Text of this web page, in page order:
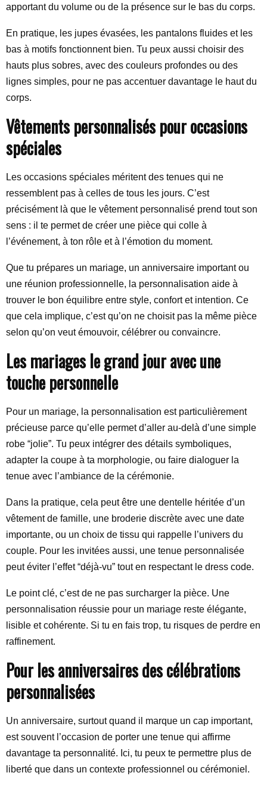
apportant du volume ou de la présence sur le bas du corps.
En pratique, les jupes évasées, les pantalons fluides et les
bas à motifs fonctionnent bien. Tu peux aussi choisir des
hauts plus sobres, avec des couleurs profondes ou des
lignes simples, pour ne pas accentuer davantage le haut du
corps.
Vêtements personnalisés pour occasions
spéciales
Les occasions spéciales méritent des tenues qui ne
ressemblent pas à celles de tous les jours. C’est
précisément là que le vêtement personnalisé prend tout son
sens : il te permet de créer une pièce qui colle à
l’événement, à ton rôle et à l’émotion du moment.
Que tu prépares un mariage, un anniversaire important ou
une réunion professionnelle, la personnalisation aide à
trouver le bon équilibre entre style, confort et intention. Ce
que cela implique, c’est qu’on ne choisit pas la même pièce
selon qu’on veut émouvoir, célébrer ou convaincre.
Les mariages le grand jour avec une
touche personnelle
Pour un mariage, la personnalisation est particulièrement
précieuse parce qu’elle permet d’aller au-delà d’une simple
robe “jolie”. Tu peux intégrer des détails symboliques,
adapter la coupe à ta morphologie, ou faire dialoguer la
tenue avec l’ambiance de la cérémonie.
Dans la pratique, cela peut être une dentelle héritée d’un
vêtement de famille, une broderie discrète avec une date
importante, ou un choix de tissu qui rappelle l’univers du
couple. Pour les invitées aussi, une tenue personnalisée
peut éviter l’effet “déjà-vu” tout en respectant le dress code.
Le point clé, c’est de ne pas surcharger la pièce. Une
personnalisation réussie pour un mariage reste élégante,
lisible et cohérente. Si tu en fais trop, tu risques de perdre en
raffinement.
Pour les anniversaires des célébrations
personnalisées
Un anniversaire, surtout quand il marque un cap important,
est souvent l’occasion de porter une tenue qui affirme
davantage ta personnalité. Ici, tu peux te permettre plus de
liberté que dans un contexte professionnel ou cérémoniel.